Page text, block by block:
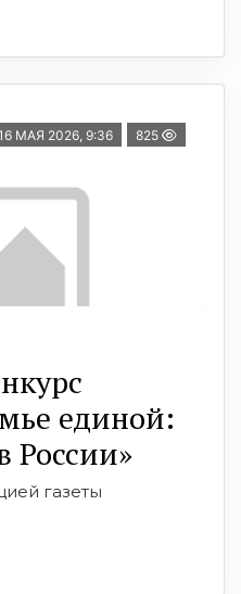
МАЯ 2026, 9:36 825
единой:
России»
газеты